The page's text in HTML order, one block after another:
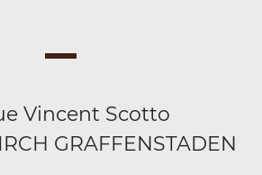
Vincent Scotto
GRAFFENSTADEN